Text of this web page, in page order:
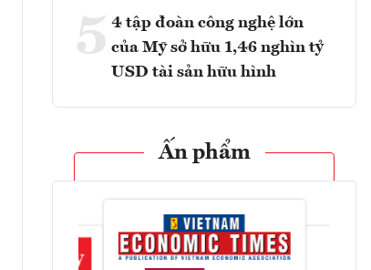
5 4 tập đoàn công nghệ lớn
của Mỹ sở hữu 1,46 nghìn tỷ
USD tài sản hữu hình
Ấn phẩm